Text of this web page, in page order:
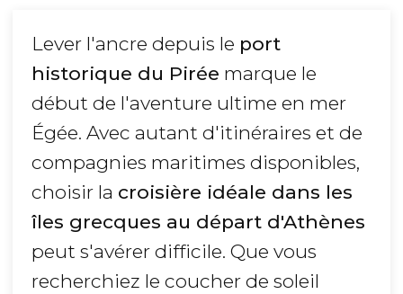
Lever l'ancre depuis le port
historique du Pirée marque le
début de l'aventure ultime en mer
Égée. Avec autant d'itinéraires et de
compagnies maritimes disponibles,
choisir la croisière idéale dans les
îles grecques au départ d'Athènes
peut s'avérer difficile. Que vous
recherchiez le coucher de soleil